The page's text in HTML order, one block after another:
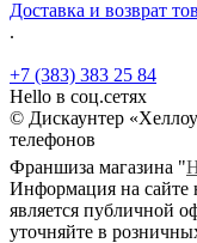
Доставка и возврат
.
+7 (383) 383 25 84
Hello в соц.сетях
© Дискаунтер
телефонов
Франшиза магазина "
Информация на сайте
является публичной
уточняйте в